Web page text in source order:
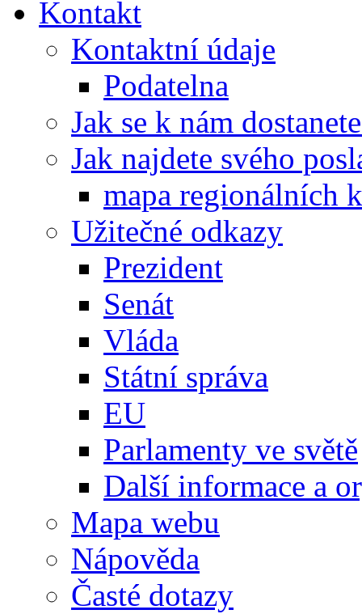
Kontakt
Kontaktní údaje
Podatelna
Jak se k nám
Jak najdete svého
mapa regionálních
Užitečné odkazy
Prezident
Senát
Vláda
Státní správa
EU
Parlamenty ve světě
Další informace a
Mapa webu
Nápověda
Časté dotazy